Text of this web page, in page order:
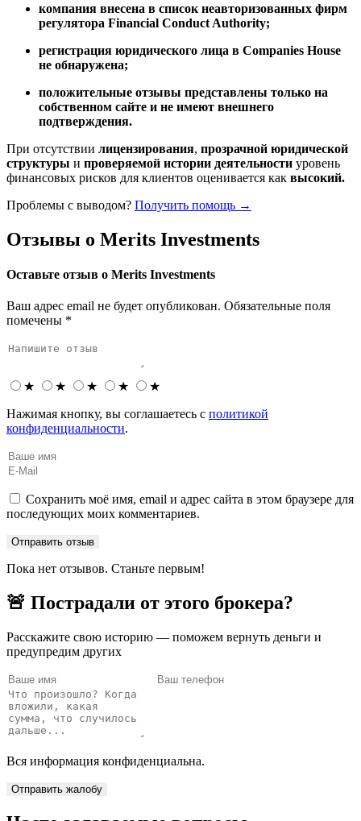
компания внесена в список неавторизованных фирм
регулятора Financial Conduct Authority;
регистрация юридического лица в Companies House
не обнаружена;
положительные отзывы представлены только на
собственном сайте и не имеют внешнего
подтверждения.
При отсутствии лицензирования, прозрачной юридической
структуры и проверяемой истории деятельности уровень
финансовых рисков для клиентов оценивается как высокий.
Проблемы с выводом? Получить помощь →
Отзывы о Merits Investments
Оставьте отзыв о Merits Investments
Ваш адрес email не будет опубликован. Обязательные поля
помечены *
★ ★ ★ ★
★
Нажимая кнопку, вы соглашаетесь с политикой
конфиденциальности.
Сохранить моё имя, email и адрес сайта в этом браузере для
последующих моих комментариев.
Пока нет отзывов. Станьте первым!
🚨 Пострадали от этого брокера?
Расскажите свою историю — поможем вернуть деньги и
предупредим других
Вся информация конфиденциальна.
Отправить жалобу